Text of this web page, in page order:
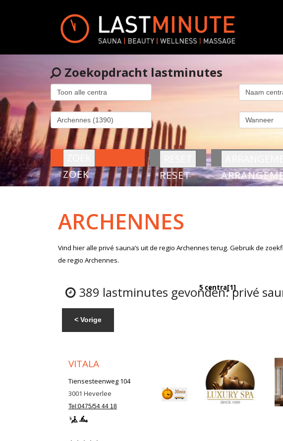
Zoekopdracht lastminutes
ZOEK RESET
ARCHENNES
Vind hier alle privé sauna’s uit de regio Archennesterug. Gebruik de
de regio Archennes.
389 lastminutes gevonden: privé
< Vorige
5 centra[1]
VITALA
Tiensesteenweg 104
3001 Heverlee
Tel:0475/54 44 18